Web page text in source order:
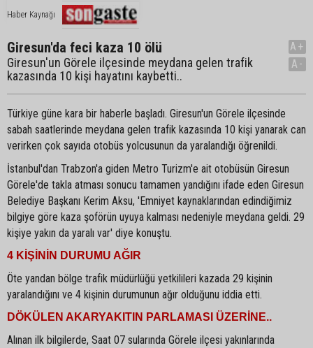
Haber Kaynağı
Giresun'da feci kaza 10 ölü
Giresun'un Görele ilçesinde meydana gelen trafik
kazasında 10 kişi hayatını kaybetti..
A+
A-
Türkiye güne kara bir haberle başladı. Giresun'un Görele ilçesinde
sabah saatlerinde meydana gelen trafik kazasında 10 kişi yanarak can
verirken çok sayıda otobüs yolcusunun da yaralandığı öğrenildi.
İstanbul'dan Trabzon'a giden Metro Turizm'e ait otobüsün Giresun
Görele'de takla atması sonucu tamamen yandığını ifade eden Giresun
Belediye Başkanı Kerim Aksu, 'Emniyet kaynaklarından edindiğimiz
bilgiye göre kaza şoförün uyuya kalması nedeniyle meydana geldi. 29
kişiye yakın da yaralı var' diye konuştu.
4 KİŞİNİN DURUMU AĞIR
Öte yandan bölge trafik müdürlüğü yetkilileri kazada 29 kişinin
yaralandığını ve 4 kişinin durumunun ağır olduğunu iddia etti.
DÖKÜLEN AKARYAKITIN PARLAMASI ÜZERİNE..
Alınan ilk bilgilerde, Saat 07 sularında Görele ilçesi yakınlarında